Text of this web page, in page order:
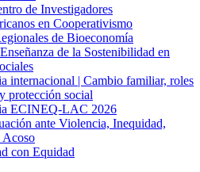
de Investigadores
en Cooperativismo
de Bioeconomía
de la Sostenibilidad en
internacional | Cambio familiar, roles
protección social
ECINEQ-LAC 2026
ante Violencia, Inequidad,
con Equidad